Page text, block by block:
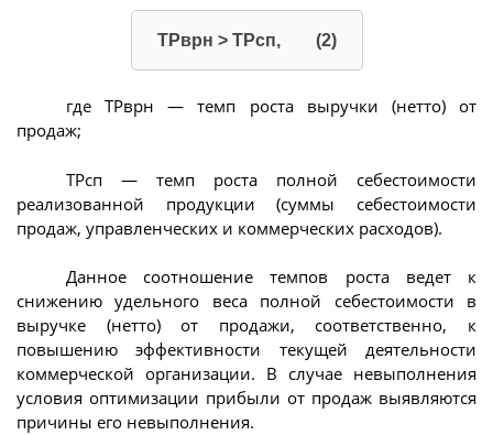
ТРврн > ТРсп, (2)
где ТРврн — темп роста выручки (нетто) от
продаж;
ТРсп — темп роста полной себестоимости
реализованной продукции (суммы себестоимости
продаж, управленческих и коммерческих расходов).
Данное соотношение темпов роста ведет к
снижению удельного веса полной себестоимости в
выручке (нетто) от продажи, соответственно, к
повышению эффективности текущей деятельности
коммерческой организации. В случае невыполнения
условия оптимизации прибыли от продаж выявляются
причины его невыполнения.